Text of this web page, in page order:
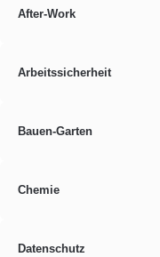
After-Work
Arbeitssicherheit
Bauen-Garten
Chemie
Datenschutz